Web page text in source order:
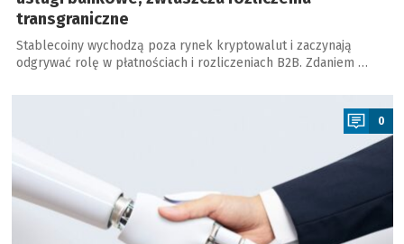
transgraniczne
Stablecoiny wychodzą poza rynek kryptowalut i zaczynają
odgrywać rolę w płatnościach i rozliczeniach B2B. Zdaniem …
a
0